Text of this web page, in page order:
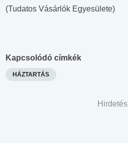
(Tudatos Vásárlók Egyesülete)
Kapcsolódó címkék
HÁZTARTÁS
Hirdetés